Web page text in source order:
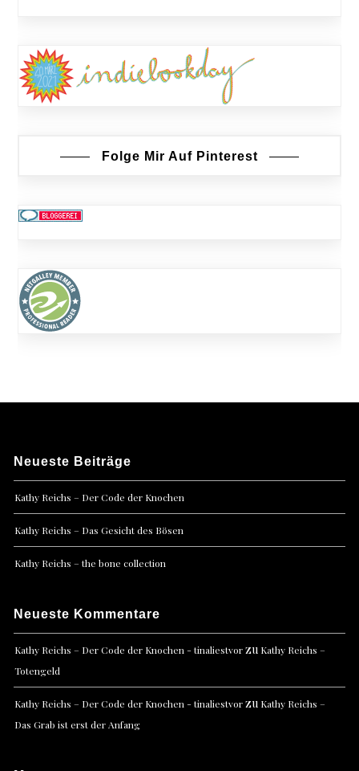
Folge Mir Auf Pinterest
Neueste Beiträge
Kathy Reichs – Der Code der Knochen
Kathy Reichs – Das Gesicht des Bösen
Kathy Reichs – the bone collection
Neueste Kommentare
Kathy Reichs – Der Code der Knochen - tinaliestvorzu Kathy Reichs –
Totengeld
Kathy Reichs – Der Code der Knochen - tinaliestvorzu Kathy Reichs –
Das Grab ist erst der Anfang